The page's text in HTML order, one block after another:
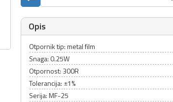
Opis
Otpornik tip: metal film
Snaga: 0.25W
Otpornost: 300R
Tolerancija: ±1%
Serija: MF-25